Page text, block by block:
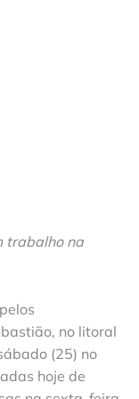
trabalho na
no litoral
(25) no
hoje de